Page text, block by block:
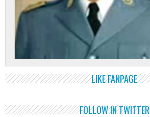
LIKE FANPAGE
FOLLOW IN TWITTER